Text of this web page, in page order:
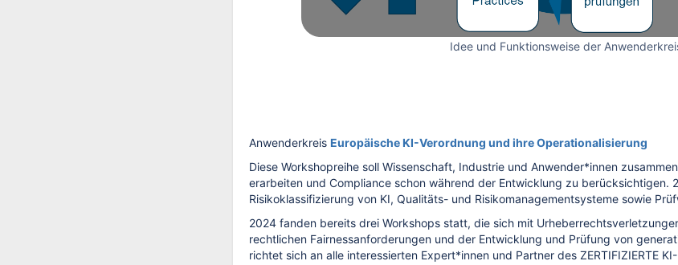
Idee und Funktionsweise der
Anwenderkreis Europäische KI-Verordnung und ihre Operationalisierung
Diese Workshopreihe soll Wissenschaft, Industrie und Anwender*innen
erarbeiten und Compliance schon während der Entwicklung zu berücksichtigen.
Risikoklassifizierung von KI, Qualitäts- und Risikomanagementsysteme sowie
2024 fanden bereits drei Workshops statt, die sich mit
rechtlichen Fairnessanforderungen und der Entwicklung und Prüfung von
richtet sich an alle interessierten Expert*innen und Partner des ZERTIFIZIERTE